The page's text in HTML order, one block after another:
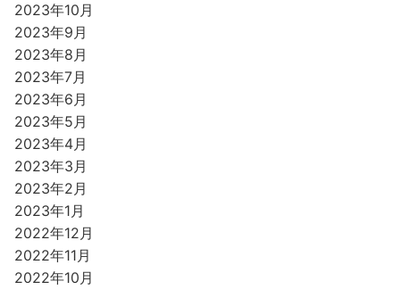
2023年10月
2023年9月
2023年8月
2023年7月
2023年6月
2023年5月
2023年4月
2023年3月
2023年2月
2023年1月
2022年12月
2022年11月
2022年10月